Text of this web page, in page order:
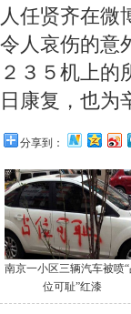
人任贤齐在微
令人哀伤的意
２３５机上的
日康复，也为
分享到：
南京一小区三辆汽车被喷“
位可耻”红漆